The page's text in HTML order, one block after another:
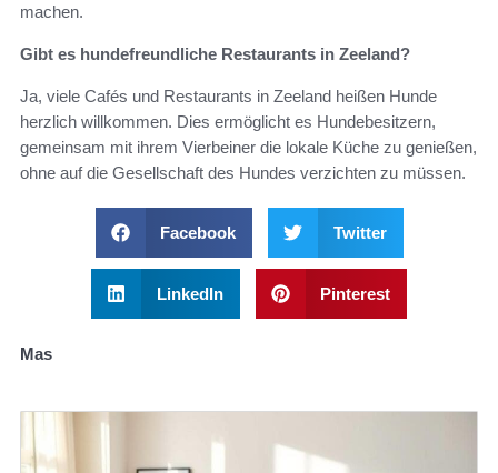
machen.
Gibt es hundefreundliche Restaurants in Zeeland?
Ja, viele Cafés und Restaurants in Zeeland heißen Hunde
herzlich willkommen. Dies ermöglicht es Hundebesitzern,
gemeinsam mit ihrem Vierbeiner die lokale Küche zu genießen,
ohne auf die Gesellschaft des Hundes verzichten zu müssen.
Facebook Twitter
LinkedIn Pinterest
Mas